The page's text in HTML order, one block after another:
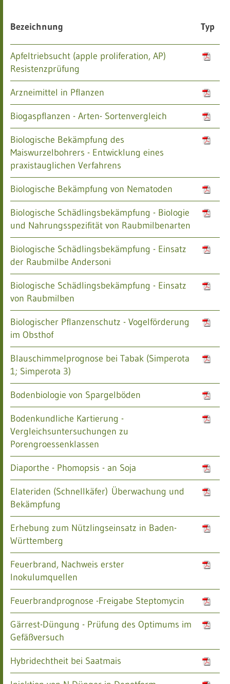
Bezeichnung Typ
Apfeltriebsucht (apple proliferation, AP)
Resistenzprüfung
Arzneimittel in Pflanzen
Biogaspflanzen - Arten- Sortenvergleich
Biologische Bekämpfung des
Maiswurzelbohrers - Entwicklung eines
praxistauglichen Verfahrens
Biologische Bekämpfung von Nematoden
Biologische Schädlingsbekämpfung - Biologie
und Nahrungsspezifität von Raubmilbenarten
Biologische Schädlingsbekämpfung - Einsatz
der Raubmilbe Andersoni
Biologische Schädlingsbekämpfung - Einsatz
von Raubmilben
Biologischer Pflanzenschutz - Vogelförderung
im Obsthof
Blauschimmelprognose bei Tabak (Simperota
1; Simperota 3)
Bodenbiologie von Spargelböden
Bodenkundliche Kartierung -
Vergleichsuntersuchungen zu
Porengroessenklassen
Diaporthe - Phomopsis - an Soja
Elateriden (Schnellkäfer) Überwachung und
Bekämpfung
Erhebung zum Nützlingseinsatz in Baden-
Württemberg
Feuerbrand, Nachweis erster
Inokulumquellen
Feuerbrandprognose -Freigabe Steptomycin
Gärrest-Düngung - Prüfung des Optimums im
Gefäßversuch
Hybridechtheit bei Saatmais